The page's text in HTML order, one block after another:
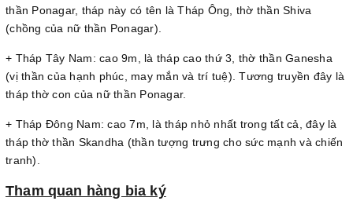
thần Ponagar, tháp này có tên là Tháp Ông, thờ thần Shiva
(chồng của nữ thần Ponagar).
+ Tháp Tây Nam: cao 9m, là tháp cao thứ 3, thờ thần Ganesha
(vị thần của hạnh phúc, may mắn và trí tuệ). Tương truyền đây là
tháp thờ con của nữ thần Ponagar.
+ Tháp Đông Nam: cao 7m, là tháp nhỏ nhất trong tất cả, đây là
tháp thờ thần Skandha (thần tượng trưng cho sức mạnh và chiến
tranh).
Tham quan hàng bia ký